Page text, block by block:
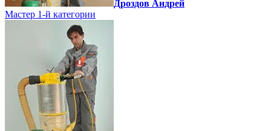
Дроздов Андрей
Мастер 1-й категории